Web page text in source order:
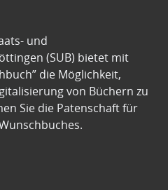
und
(SUB) bietet mit
die Möglichkeit,
von Büchern zu
Sie die Patenschaft für